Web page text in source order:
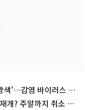
색'…감염 바이러스 선
개? 주말까지 취소 가